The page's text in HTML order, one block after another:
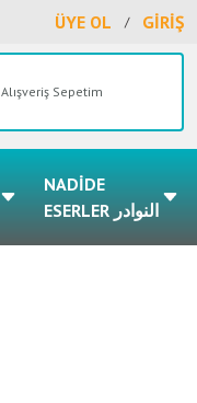
ÜYE OL / GİRİŞ
Alışveriş Sepetim
NADİDE
ESERLER النوادر